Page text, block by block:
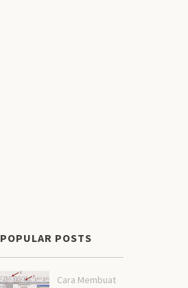
POPULAR POSTS
Cara Membuat